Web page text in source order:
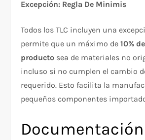
Excepción: Regla De Minimis
Todos los TLC incluyen una
permite que un máximo de10%
producto sea de materiales no
incluso si no cumplen el cambio
requerido. Esto facilita la
pequeños componentes